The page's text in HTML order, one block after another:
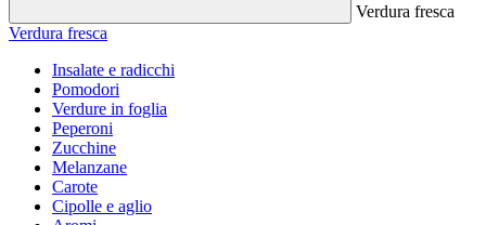
Verdura fresca
Verdura fresca
Insalate e radicchi
Pomodori
Verdure in foglia
Peperoni
Zucchine
Melanzane
Carote
Cipolle e aglio